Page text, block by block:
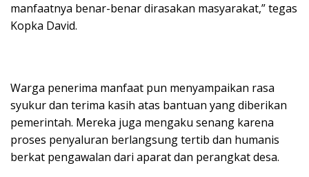
manfaatnya benar-benar dirasakan masyarakat,” tegas
Kopka David.
Warga penerima manfaat pun menyampaikan rasa
syukur dan terima kasih atas bantuan yang diberikan
pemerintah. Mereka juga mengaku senang karena
proses penyaluran berlangsung tertib dan humanis
berkat pengawalan dari aparat dan perangkat desa.